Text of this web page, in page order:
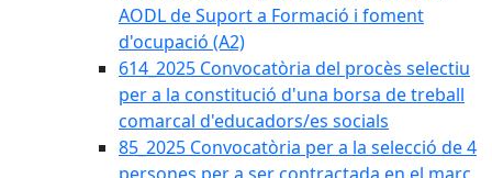
AODL de Suport a Formació i foment
d'ocupació (A2)
614_2025 Convocatòria del procès selectiu
per a la constitució d'una borsa de treball
comarcal d'educadors/es socials
85_2025 Convocatòria per a la selecció de 4